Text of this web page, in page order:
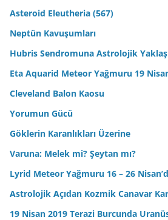
Asteroid Eleutheria (567)
Neptün Kavuşumları
Hubris Sendromuna Astrolojik
Eta Aquarid Meteor Yağmuru 19 Nisan
Cleveland Balon Kaosu
Yorumun Gücü
Göklerin Karanlıkları Üzerine
Varuna: Melek mi? Şeytan mı?
Lyrid Meteor Yağmuru 16 – 26
Astrolojik Açıdan Kozmik Canavar
19 Nisan 2019 Terazi Burcunda